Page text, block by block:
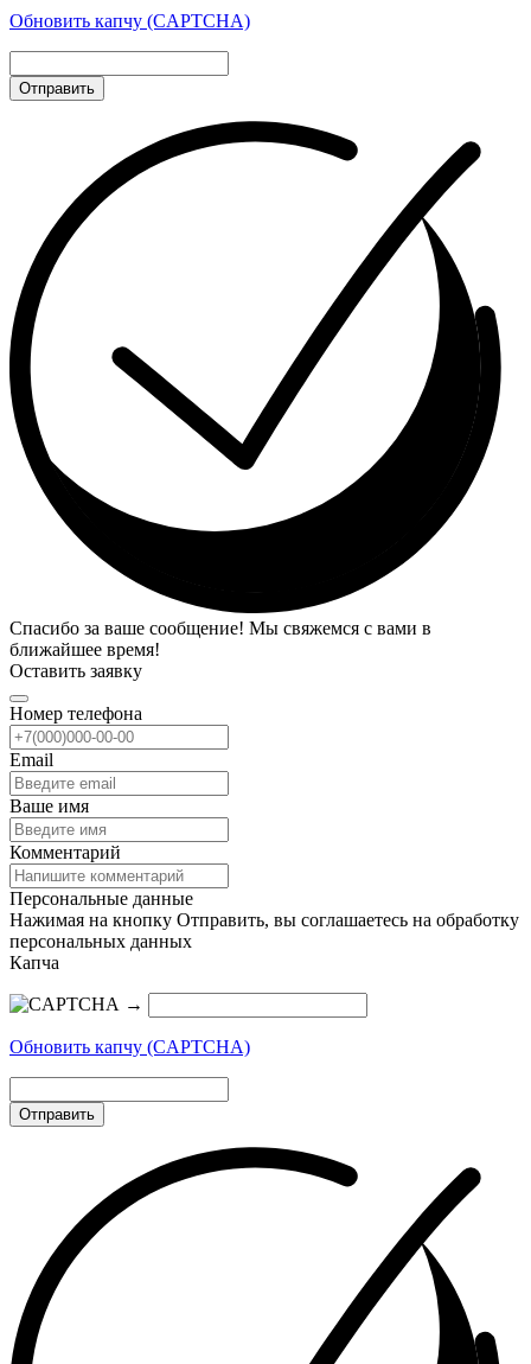
Обновить капчу (CAPTCHA)
Отправить
Спасибо за ваше сообщение! Мы свяжемся с вами в
ближайшее время!
Оставить заявку
Номер телефона
Email
Ваше имя
Комментарий
Персональные данные
Нажимая на кнопку Отправить, вы соглашаетесь на обработку
персональных данных
Капча
→
Обновить капчу (CAPTCHA)
Отправить